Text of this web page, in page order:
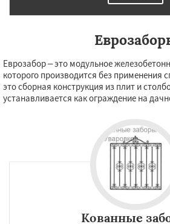
Еврозабор – это модульное
которого производится без применения
это сборная конструкция из плит и
устанавливается как ограждение на
Кованные